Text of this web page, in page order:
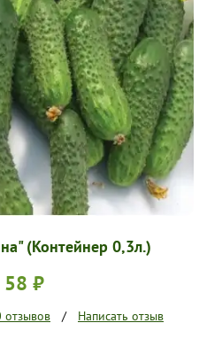
О НАС
РАБОТЫ
(Контейнер 0,3л.)
58 ₽
отзывов / Написать отзыв